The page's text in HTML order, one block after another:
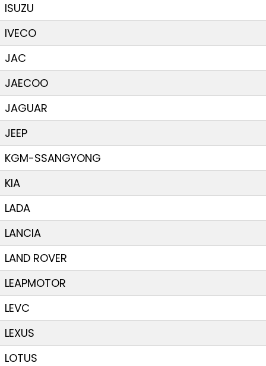
ISUZU
IVECO
JAC
JAECOO
JAGUAR
JEEP
KGM-SSANGYONG
KIA
LADA
LANCIA
LAND ROVER
LEAPMOTOR
LEVC
LEXUS
LOTUS